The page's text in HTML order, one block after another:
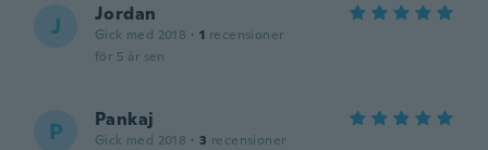
J Jordan
Gick med 2018 · 1 recensioner
för 5 år sen
P Pankaj
Gick med 2018 · 3 recensioner